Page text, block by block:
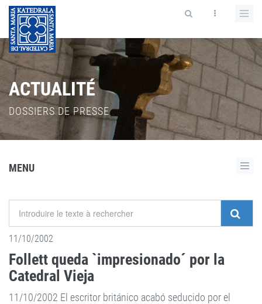
ACTUALITÉ
DOSSIERS DE PRESSE
MENU
11/10/2002
Follett queda `impresionado´ por la
Catedral Vieja
11/10/2002 El escritor británico acabó seducido por el